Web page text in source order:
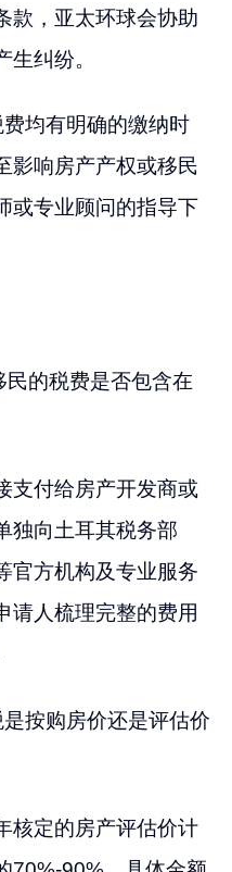
款，亚太环球会协助
纠纷。
均有明确的缴纳时
影响房产产权或移民
或专业顾问的指导下
的税费是否包含在
支付给房产开发商或
独向土耳其税务部
官方机构及专业服务
请人梳理完整的费用
按购房价还是评估价
核定的房产评估价计